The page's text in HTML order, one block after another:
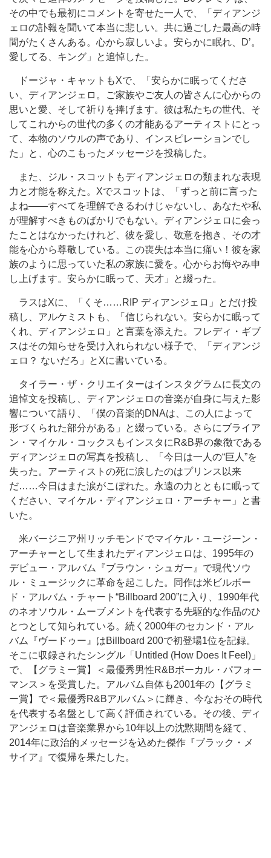
その中でも最初にコメントを寄せた一人で、「ディアンジ
ェロの訃報を聞いて本当に悲しい。共に過ごした最高の時
間がたくさんある。心から寂しいよ。安らかに眠れ、D’。
愛してる、キング」と追悼した。
ドージャ・キャットもXで、「安らかに眠ってくださ
い、ディアンジェロ。ご家族やご友人の皆さんに心からの
思いと愛、そして祈りを捧げます。彼は私たちの世代、そ
してこれからの世代の多くの才能あるアーティストにとっ
て、本物のソウルの声であり、インスピレーションでし
た」と、心のこもったメッセージを投稿した。
また、ジル・スコットもディアンジェロの類まれな表現
力と才能を称えた。Xでスコットは、「ずっと前に言った
よね――すべてを理解できるわけじゃないし、あなたや私
が理解すべきものばかりでもない。ディアンジェロに会っ
たことはなかったけれど、彼を愛し、敬意を抱き、その才
能を心から尊敬している。この喪失は本当に痛い！彼を家
族のように思っていた私の家族に愛を。心からお悔やみ申
し上げます。安らかに眠って、天才」と綴った。
ラスはXに、「くそ……RIP ディアンジェロ」とだけ投
稿し、アルケミストも、「信じられない。安らかに眠って
くれ、ディアンジェロ」と言葉を添えた。フレディ・ギブ
スはその知らせを受け入れられない様子で、「ディアンジ
ェロ？ ないだろ」とXに書いている。
タイラー・ザ・クリエイターはインスタグラムに長文の
追悼文を投稿し、ディアンジェロの音楽が自身に与えた影
響について語り、「僕の音楽的DNAは、この人によって
形づくられた部分がある」と綴っている。さらにブライア
ン・マイケル・コックスもインスタにR&B界の象徴である
ディアンジェロの写真を投稿し、「今日は一人の“巨人”を
失った。アーティストの死に涙したのはプリンス以来
だ……今日はまた涙がこぼれた。永遠の力とともに眠って
ください、マイケル・ディアンジェロ・アーチャー」と書
いた。
米バージニア州リッチモンドでマイケル・ユージーン・
アーチャーとして生まれたディアンジェロは、1995年の
デビュー・アルバム『ブラウン・シュガー』で現代ソウ
ル・ミュージックに革命を起こした。同作は米ビルボー
ド・アルバム・チャート“Billboard 200”に入り、1990年代
のネオソウル・ムーブメントを代表する先駆的な作品のひ
とつとして知られている。続く2000年のセカンド・アル
バム『ヴードゥー』はBillboard 200で初登場1位を記録。
そこに収録されたシングル「Untitled (How Does It Feel)」
で、【グラミー賞】＜最優秀男性R&Bボーカル・パフォー
マンス＞を受賞した。アルバム自体も2001年の【グラミ
ー賞】で＜最優秀R&Bアルバム＞に輝き、今なおその時代
を代表する名盤として高く評価されている。その後、ディ
アンジェロは音楽業界から10年以上の沈黙期間を経て、
2014年に政治的メッセージを込めた傑作『ブラック・メ
サイア』で復帰を果たした。